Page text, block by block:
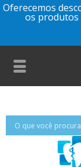
Oferecemos
os produtos